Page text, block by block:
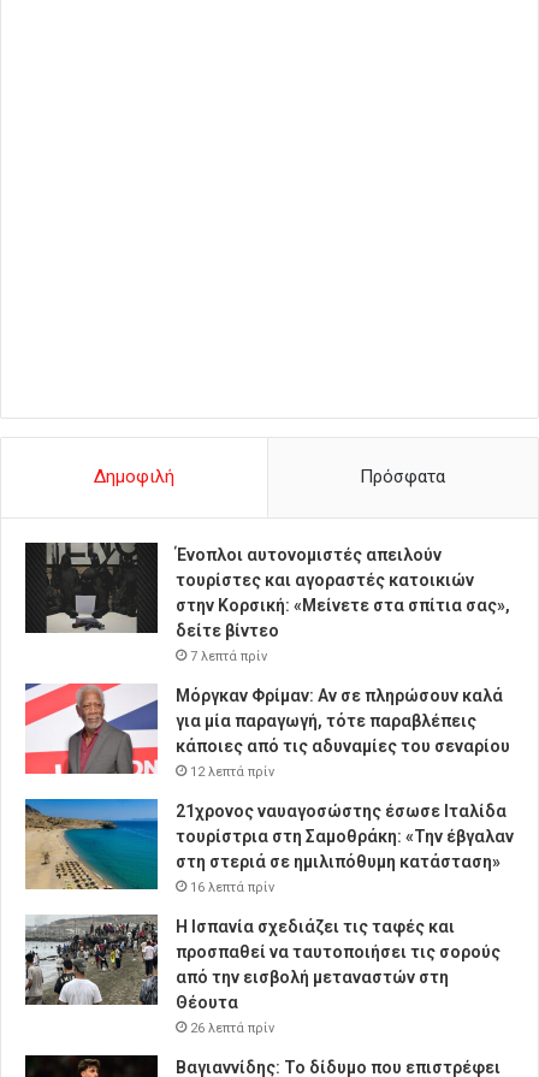
Δημοφιλή Πρόσφατα
Ένοπλοι αυτονομιστές απειλούν
τουρίστες και αγοραστές κατοικιών
στην Κορσική: «Μείνετε στα σπίτια σας»,
δείτε βίντεο
7 λεπτά πρίν
Μόργκαν Φρίμαν: Αν σε πληρώσουν καλά
για μία παραγωγή, τότε παραβλέπεις
κάποιες από τις αδυναμίες του σεναρίου
12 λεπτά πρίν
21χρονος ναυαγοσώστης έσωσε Ιταλίδα
τουρίστρια στη Σαμοθράκη: «Την έβγαλαν
στη στεριά σε ημιλιπόθυμη κατάσταση»
16 λεπτά πρίν
Η Ισπανία σχεδιάζει τις ταφές και
προσπαθεί να ταυτοποιήσει τις σορούς
από την εισβολή μεταναστών στη
Θέουτα
26 λεπτά πρίν
Βαγιαννίδης: Το δίδυμο που επιστρέφει